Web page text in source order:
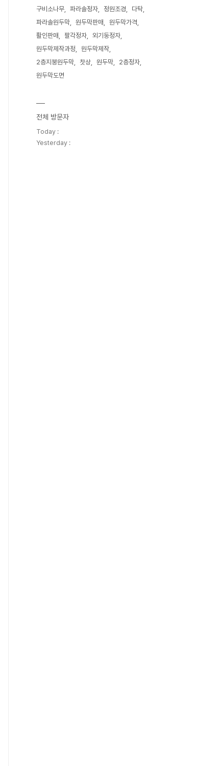
구비소나무
파라솔정자 정원조경
다탁
파라솔원두막
원두막판매
원두막가격
활인판매
팔각정자
외기둥정자
원두막제작과정
원두막제작
2층지붕원두막
찻상 원두막
2층정자
원두막도면
전체 방문자
Today :
Yesterday :